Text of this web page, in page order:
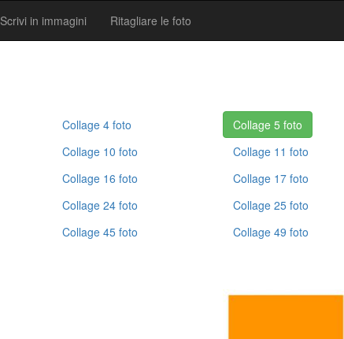
Scrivi in ​​immagini Ritagliare le foto
Collage 4 foto Collage 5 foto
Collage 10 foto Collage 11 foto
Collage 16 foto Collage 17 foto
Collage 24 foto Collage 25 foto
Collage 45 foto Collage 49 foto